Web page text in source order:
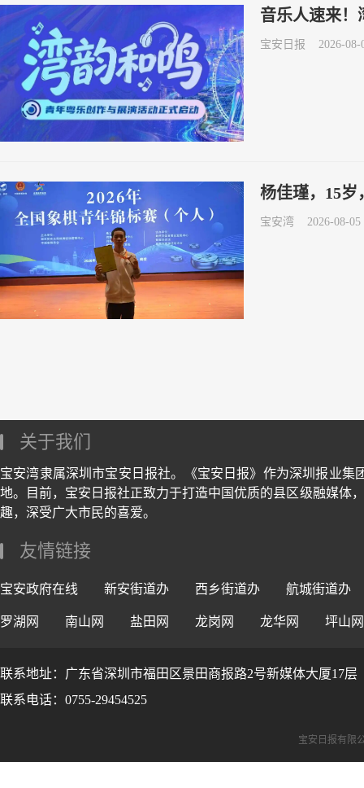
音乐人速来！
宝安日报 2026-08-
杨佳瑾，15
宝安湾 2026-08-05
关于我们
宝安湾隶属深圳市宝安日报社。《宝安日报》作为深圳报业
地。目前，宝安日报社正致力于打造中国优质的县区级融媒体
趣，深受广大市民的喜爱。
友情链接
宝安政府在线 新安街道办 西乡街道办 航城街道办
罗湖网 南山网 盐田网 龙岗网 龙华网 坪山网
联系地址：广东省深圳市福田区景田商报路2号新媒体大厦17层
联系电话：0755-29454525
宝安日报有限